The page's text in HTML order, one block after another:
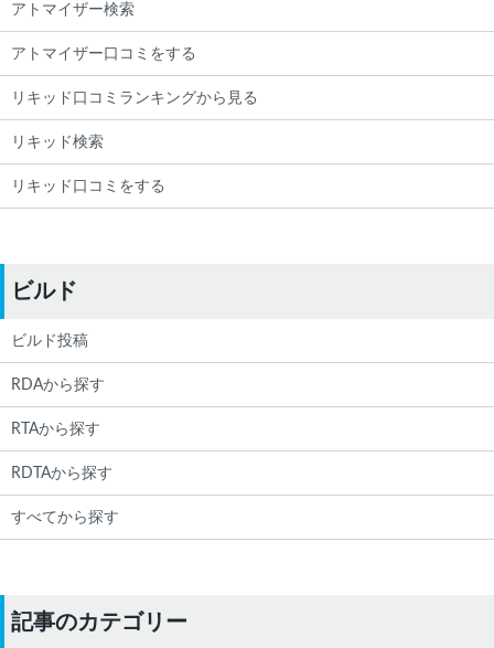
アトマイザー検索
アトマイザー口コミをする
リキッド口コミランキングから見る
リキッド検索
リキッド口コミをする
ビルド
ビルド投稿
RDAから探す
RTAから探す
RDTAから探す
すべてから探す
記事のカテゴリー